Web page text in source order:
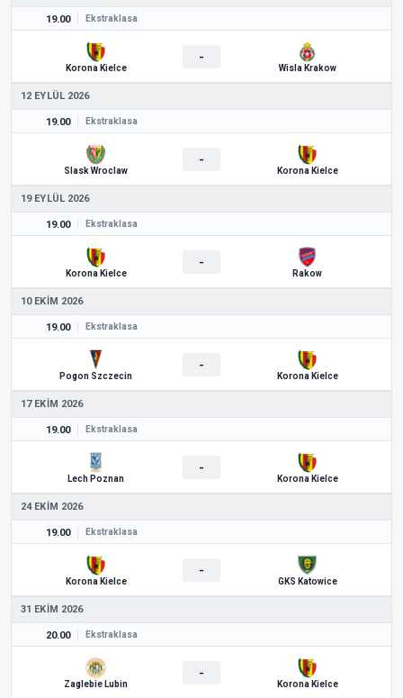
19.00 Ekstraklasa
Korona Kielce
-
Wisla Krakow
12 EYLÜL 2026
19.00 Ekstraklasa
Slask Wroclaw
-
Korona Kielce
19 EYLÜL 2026
19.00 Ekstraklasa
Korona Kielce
-
Rakow
10 EKIM 2026
19.00 Ekstraklasa
Pogon Szczecin
-
Korona Kielce
17 EKIM 2026
19.00 Ekstraklasa
Lech Poznan
-
Korona Kielce
24 EKIM 2026
19.00 Ekstraklasa
Korona Kielce
-
GKS Katowice
31 EKIM 2026
20.00 Ekstraklasa
Zaglebie Lubin
-
Korona Kielce